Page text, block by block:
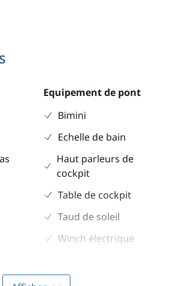
Equipement de pont
Bimini
Echelle de bain
Haut parleurs de
cockpit
Table de cockpit
Taud de soleil
Winch électrique
Cuisine